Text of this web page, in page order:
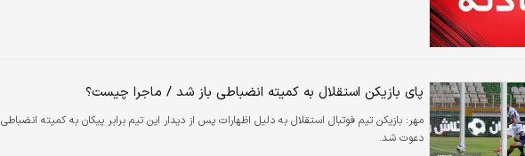
پای بازیکن استقلال به کمیته انضباطی باز شد / ماجرا چیست؟
مهر: بازیکن تیم فوتبال استقلال به دلیل اظهارات پس از دیدار این تیم برابر پیکان به کمیته انضباطی
دعوت شد.